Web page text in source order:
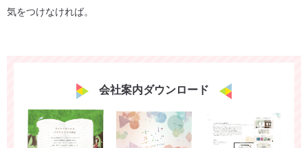
気をつけなければ。
会社案内ダウンロード